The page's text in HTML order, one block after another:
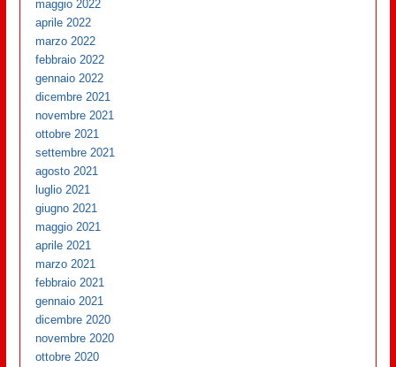
maggio 2022
aprile 2022
marzo 2022
febbraio 2022
gennaio 2022
dicembre 2021
novembre 2021
ottobre 2021
settembre 2021
agosto 2021
luglio 2021
giugno 2021
maggio 2021
aprile 2021
marzo 2021
febbraio 2021
gennaio 2021
dicembre 2020
novembre 2020
ottobre 2020